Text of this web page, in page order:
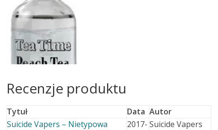
Recenzje produktu
Tytuł Data Autor
Suicide Vapers – Nietypowa
2017- Suicide Vapers